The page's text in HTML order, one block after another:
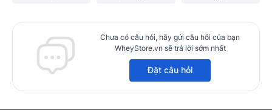
Chưa có câu hỏi, hãy gửi câu hỏi của bạn
WheyStore.vn sẽ trả lời sớm nhất
Đặt câu hỏi